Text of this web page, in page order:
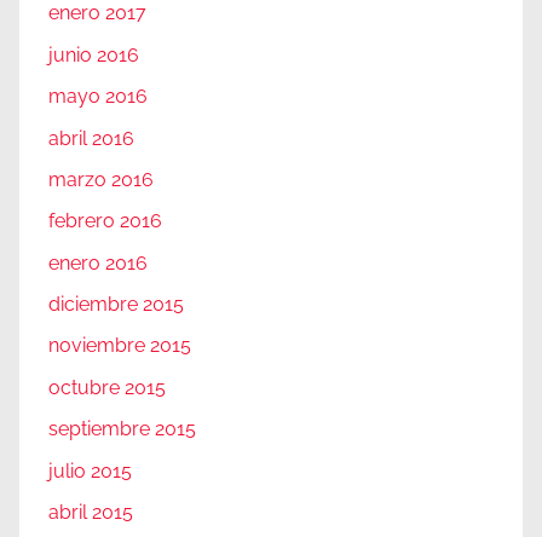
enero 2017
junio 2016
mayo 2016
abril 2016
marzo 2016
febrero 2016
enero 2016
diciembre 2015
noviembre 2015
octubre 2015
septiembre 2015
julio 2015
abril 2015